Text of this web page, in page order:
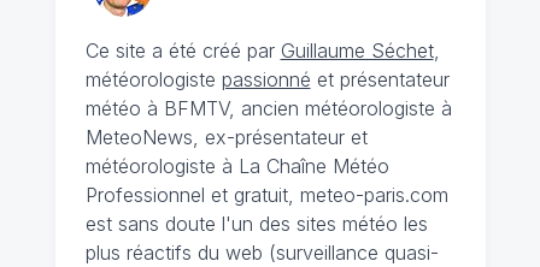
Ce site a été créé par Guillaume Séchet,
météorologiste passionné et présentateur
météo à BFMTV, ancien météorologiste à
MeteoNews, ex-présentateur et
météorologiste à La Chaîne Météo
Professionnel et gratuit, meteo-paris.com
est sans doute l'un des sites météo les
plus réactifs du web (surveillance quasi-